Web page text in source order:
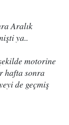
Aralık
ya..
motorine
hafta sonra
de geçmiş